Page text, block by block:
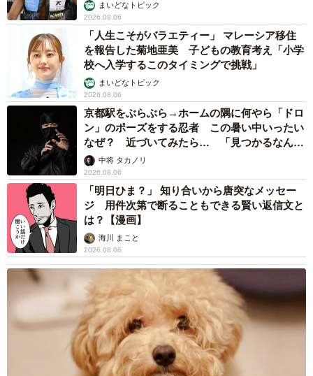
まいどなトピック
2026.08.06
「人生こそがバラエティー」 マレーシア移住
を報告した菊地亜美 子どもの教育考え「小学
校へ入学するこのタイミングで挑戦」
まいどなトピック
2026.08.06
京都駅をぶらぶら→ホームの隅に何やら「ドロ
ン」のポーズをする忍者 この暑い中いったい
なぜ？ 近づいてみたら… 「見つかるなんて
未熟」中将 タカノリ
2026.08.06
「明日ひま？」 知り合いから唐突なメッセー
ジ 用件次第で断ることもできる賢い返信文と
は？【漫画】
海川 まこと
2026.08.06